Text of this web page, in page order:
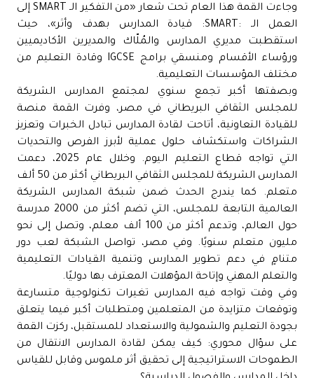
وجاءت القمة هذا العام تحت شعار «من التفكير الـ SMART إلى
العمل الـ :SMART: قيادة المدارس بهدف وأثر»، حيث
استقطبت مديري المدارس والمُلّاك والمديرين الأكاديميين
ورؤساء الأقسام ومنسقي برامج IGCSE وقادة التعليم من
مختلف المؤسسات التعليمية.
وبصفتها أكبر تجمع سنوي لمجتمع المدارس الشريكة
للمجلس الثقافي البريطاني في مصر، وفرت القمة منصة
للقيادة التعاونية، أتاحت لقادة المدارس تبادل الخبرات وتعزيز
الشراكات واستكشاف حلول عملية لأبرز الفرص والتحديات
التي تواجه قطاع التعليم اليوم. وخلال عام 2025، دعمت
المدارس الشريكة للمجلس الثقافي البريطاني أكثر من 50 ألف
متعلم. كما يندرج الحدث ضمن شبكة المدارس الشريكة
العالمية التابعة للمجلس، التي تضم أكثر من 2000 مدرسة
حول العالم، وتدعم أكثر من 100 ألف معلم، وتصل إلى نحو
مليون متعلم سنويًا. وفي مصر، تواصل الشبكة لعب دور
متنامٍ في دعم تطوير المدارس وتنمية القيادات التعليمية
والتعلم المهني وإتاحة المؤهلات المعترف بها دوليًا.
وفي وقت تواجه فيه المدارس تغيرات تكنولوجية متسارعة
وتوقعات متزايدة من المتعلمين ومتطلبات أكبر فيما يتعلق
بجودة التعليم والشمولية والاستعداد للمستقبل، ركزت القمة
على سؤال محوري: كيف يمكن لقادة المدارس الانتقال من
الطموحات الاستراتيجية إلى تحقيق أثر ملموس وقابل للقياس